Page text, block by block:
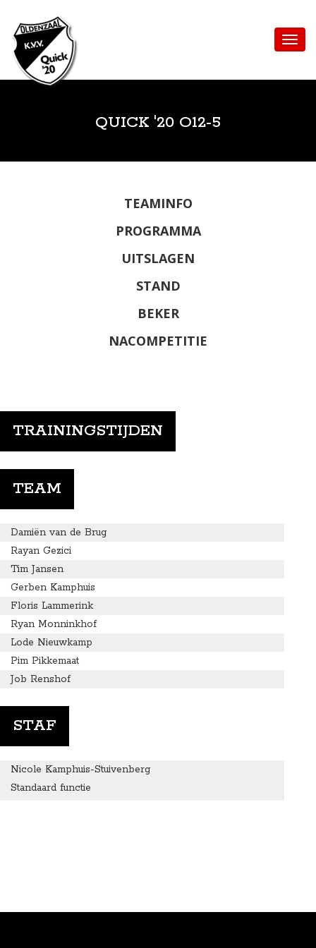
QUICK '20 O12-5
TEAMINFO
PROGRAMMA
UITSLAGEN
STAND
BEKER
NACOMPETITIE
TRAININGSTIJDEN
TEAM
Damiën van de Brug
Rayan Gezici
Tim Jansen
Gerben Kamphuis
Floris Lammerink
Ryan Monninkhof
Lode Nieuwkamp
Pim Pikkemaat
Job Renshof
STAF
Nicole Kamphuis-Stuivenberg
Standaard functie